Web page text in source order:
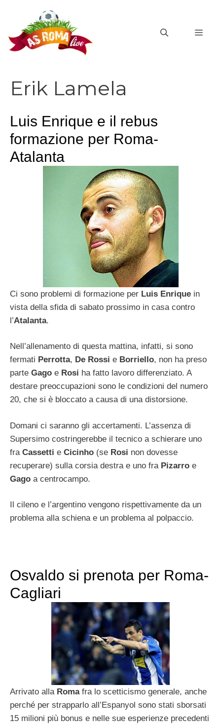
contenuto
Erik Lamela
Luis Enrique e il rebus
formazione per Roma-
Atalanta
Ci sono problemi di formazione per Luis Enrique in
vista della sfida di sabato prossimo in casa contro
l’Atalanta.
Nell’allenamento di questa mattina, infatti, si sono
fermati Perrotta, De Rossi e Borriello, non ha preso
parte Gago e Rosi ha fatto lavoro differenziato. A
destare preoccupazioni sono le condizioni del numero
20, che si è bloccato a causa di una distorsione.
Domani ci saranno gli accertamenti. L’assenza di
Supersimo costringerebbe il tecnico a schierare uno
fra Cassetti e Cicinho (se Rosi non dovesse
recuperare) sulla corsia destra e uno fra Pizarro e
Gago a centrocampo.
Il cileno e l’argentino vengono rispettivamente da un
problema alla schiena e un problema al polpaccio.
Osvaldo si prenota per Roma-
Cagliari
Arrivato alla Romafra lo scetticismo generale, anche
perché per strapparlo all’Espanyol sono stati sborsati
15 milioni più bonus e nelle sue esperienze precedenti